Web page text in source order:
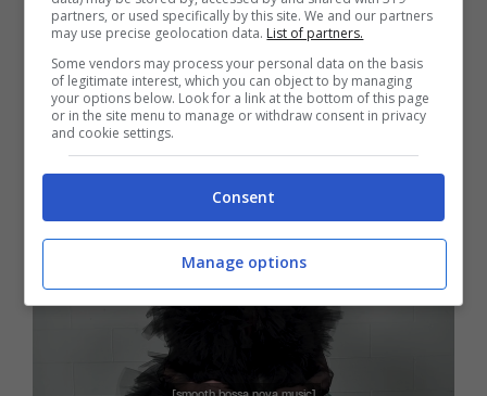
Sharon Stone, la
confessione a Vanity Fair:
“Il mio errore? Sposarmi”
partners, or used specifically by this site. We and our partners
may use precise geolocation data. List of partners.
Some vendors may process your personal data on the basis
of legitimate interest, which you can object to by managing
your options below. Look for a link at the bottom of this page
or in the site menu to manage or withdraw consent in privacy
and cookie settings.
Consent
Manage options